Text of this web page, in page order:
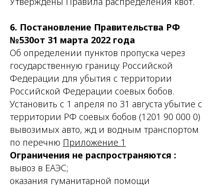
6. Постановление Правительства РФ
№530от 31 марта 2022 года
Об определении пунктов пропуска через
государственную границу Российской
Федерации для убытия с территории
Российской Федерации соевых бобов.
Установить с 1 апреля по 31 августа убытие с
территории РФ соевых бобов (1201 90 000 0)
вывозимых авто, жд и водным транспортом
по перечню Приложение 1
Ограничения не распространяются :
вывоз в ЕАЭС;
оказания гуманитарной помощи